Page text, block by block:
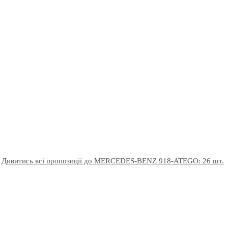
Дивитись всі пропозиції до MERCEDES-BENZ 918-ATEGO: 26 шт.